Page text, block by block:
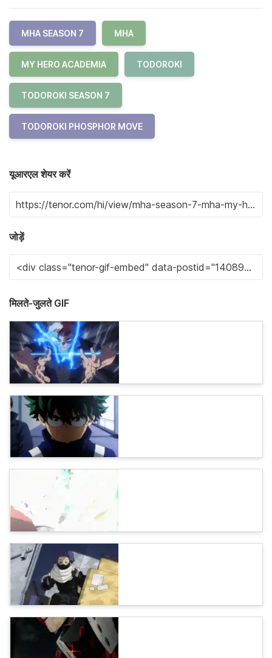
MHA SEASON 7 MHA
MY HERO ACADEMIA TODOROKI
TODOROKI SEASON 7
TODOROKI PHOSPHOR MOVE
यूआरएल शेयर करें
जोड़ें
मिलते-जुलते GIF